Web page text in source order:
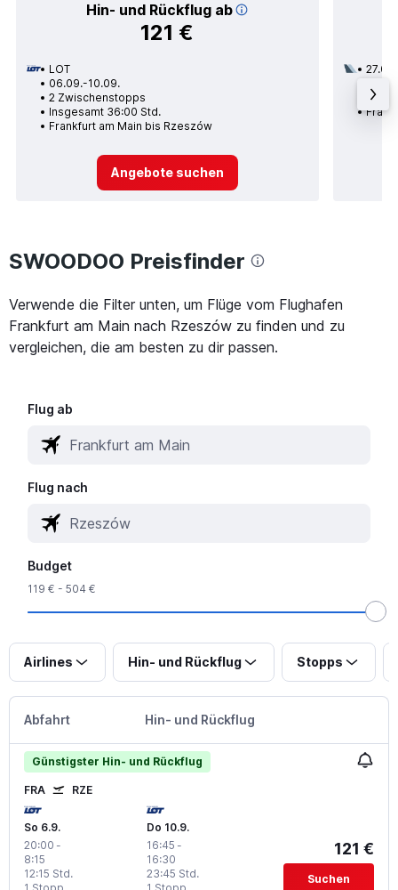
Hin- und Rückflug ab
121 €
LOT
06.09.-10.09.
2 Zwischenstopps
Insgesamt 36:00 Std.
Frankfurt am Main bis Rzeszów
Angebote suchen
27.09.
SWOODOO Preisfinder
Verwende die Filter unten, um Flüge vom Flughafen
Frankfurt am Main nach Rzeszów zu finden und zu
vergleichen, die am besten zu dir passen.
Flug ab
Flug nach
Budget
119 € - 504 €
Airlines Hin- und Rückflug Stopps
Abfahrt Hin- und Rückflug
Günstigster Hin- und Rückflug
FRA RZE
So 6.9.
20:00 -
8:15
12:15 Std.
Do 10.9.
16:45 -
16:30
23:45 Std.
121 €
Suchen